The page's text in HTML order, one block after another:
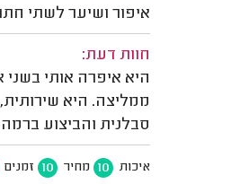
איפור ושיער לשתי
חוות דעת:
היא איפרה אותי בשני
ממליצה. היא
סבלנית והביצוע
איכות 10 מחיר 10 זמנים